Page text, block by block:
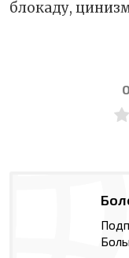
блокаду,